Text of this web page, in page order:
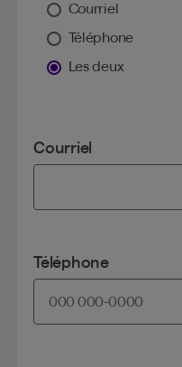
Courriel
Téléphone
Les deux
Courriel
Téléphone